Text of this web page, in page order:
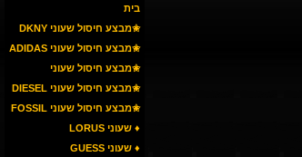
בית
✬מבצע חיסול שעוני DKNY
✬מבצע חיסול שעוני ADIDAS
✬מבצע חיסול שעוני
ARMANI
✬מבצע חיסול שעוני DIESEL
✬מבצע חיסול שעוני FOSSIL
♦ שעוני LORUS
♦ שעוני GUESS